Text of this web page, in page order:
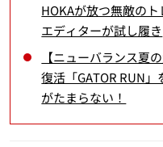
HOKAが放つ無敵のト
エディターが試し履き
【ニューバランス夏
復活「GATOR RUN
がたまらない！